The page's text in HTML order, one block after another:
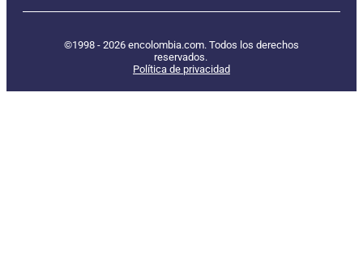
©1998 - 2026 encolombia.com. Todos los derechos
reservados.
Política de privacidad